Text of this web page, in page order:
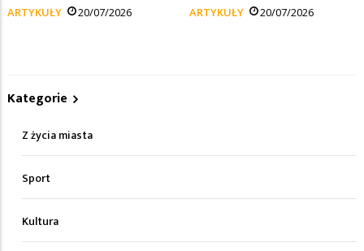
ARTYKUŁY 20/07/2026 ARTYKUŁY 20/07/2026
Kategorie
Z życia miasta
Sport
Kultura